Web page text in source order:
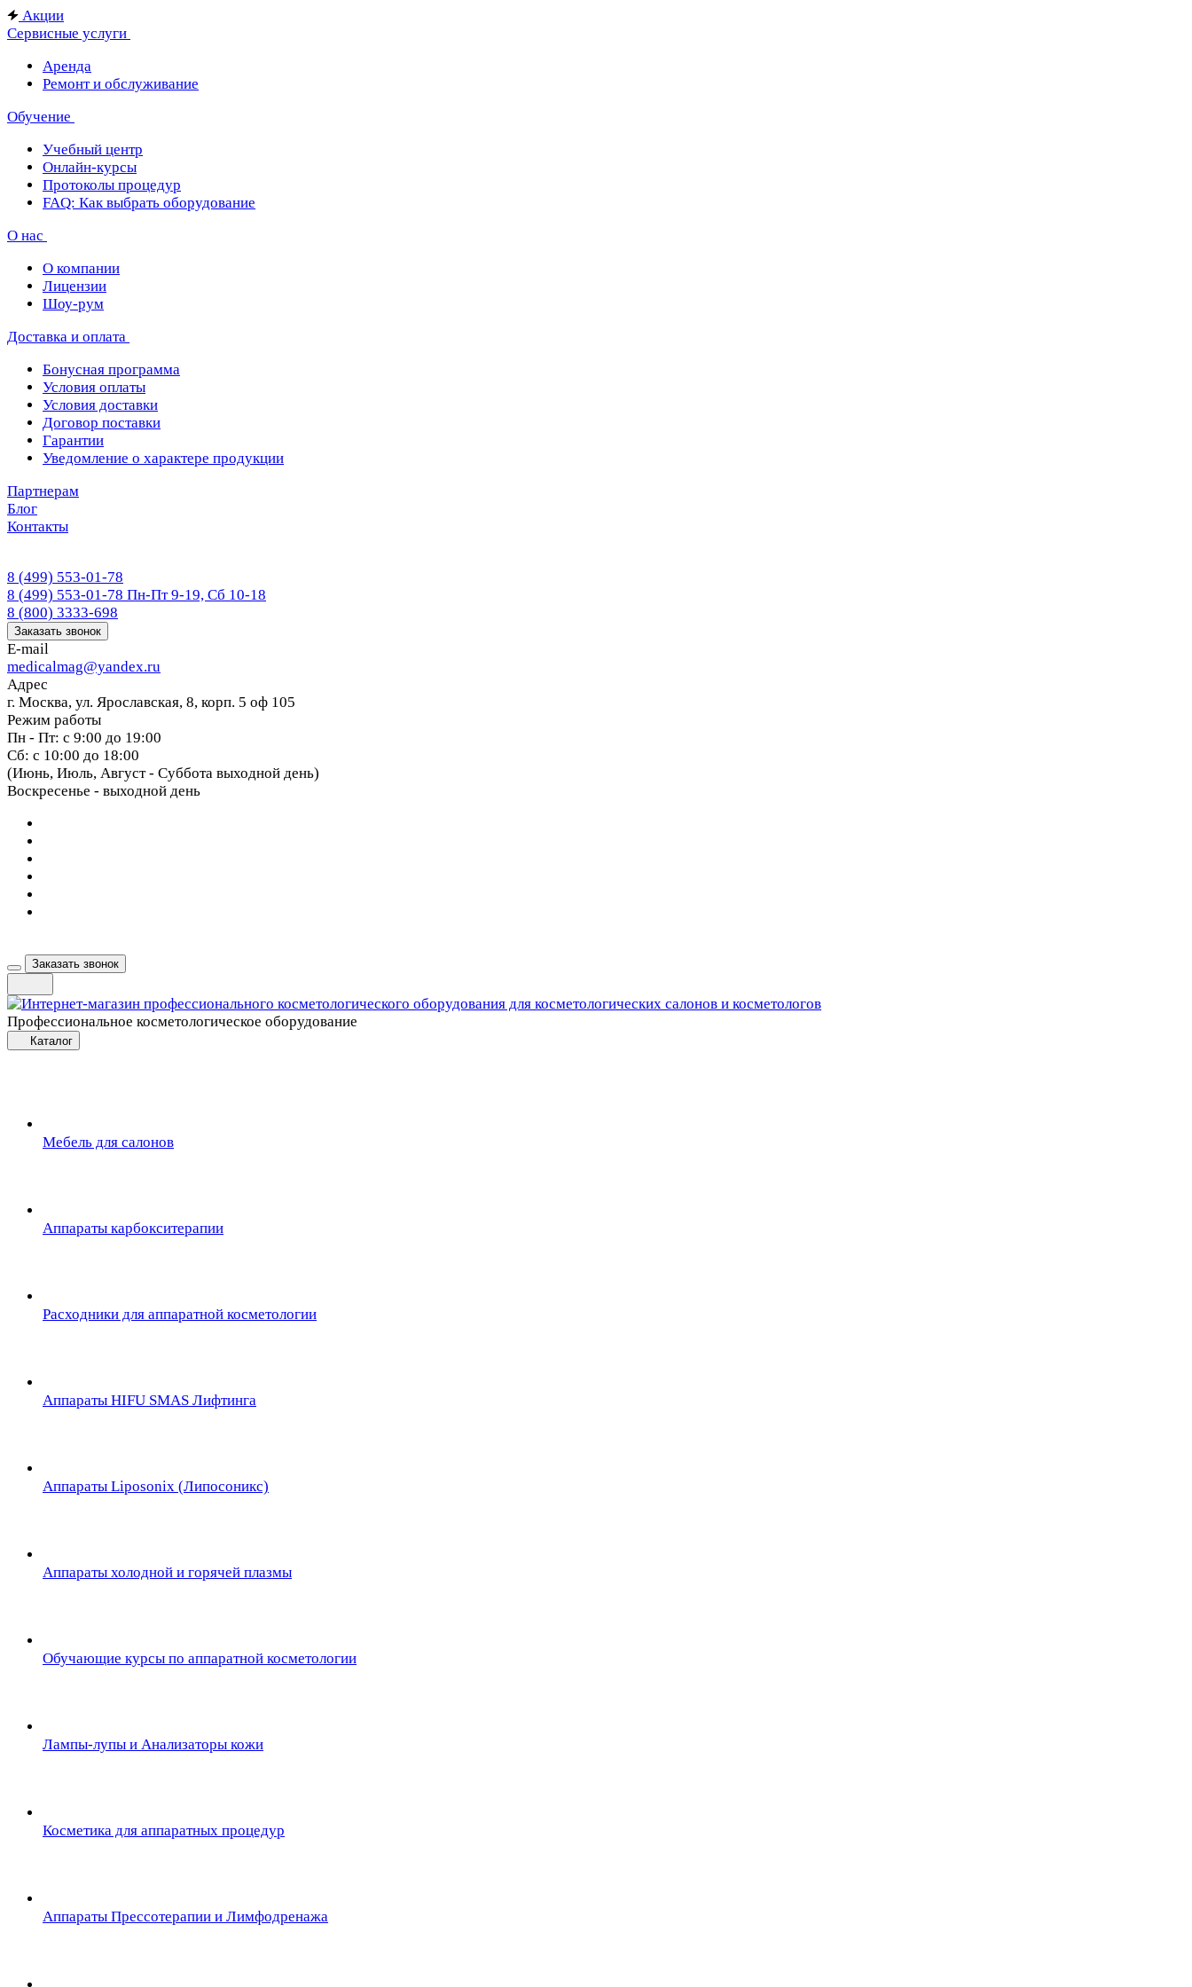
Акции
Сервисные услуги
Аренда
Ремонт и обслуживание
Обучение
Учебный центр
Онлайн-курсы
Протоколы процедур
FAQ: Как выбрать оборудование
О нас
О компании
Лицензии
Шоу-рум
Доставка и оплата
Бонусная программа
Условия оплаты
Условия доставки
Договор поставки
Гарантии
Уведомление о характере продукции
Партнерам
Блог
Контакты
8 (499) 553-01-78
8 (499) 553-01-78 Пн-Пт 9-19, Сб 10-18
8 (800) 3333-698
Заказать звонок
E-mail
medicalmag@yandex.ru
Адрес
г. Москва, ул. Ярославская, 8, корп. 5 оф 105
Режим работы
Пн - Пт: с 9:00 до 19:00
Сб: с 10:00 до 18:00
(Июнь, Июль, Август - Суббота выходной день)
Воскресенье - выходной день
Заказать звонок
Профессиональное косметологическое оборудование
Каталог
Мебель для салонов
Аппараты карбокситерапии
Расходники для аппаратной косметологии
Аппараты HIFU SMAS Лифтинга
Аппараты Liposonix (Липосоникс)
Аппараты холодной и горячей плазмы
Обучающие курсы по аппаратной косметологии
Лампы-лупы и Анализаторы кожи
Косметика для аппаратных процедур
Аппараты Прессотерапии и Лимфодренажа